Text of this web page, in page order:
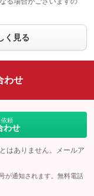
カメラ
り
り
ール
し
し
く見る
わせ
依頼
わせ
はありません。メールア
が通知されます。無料電話